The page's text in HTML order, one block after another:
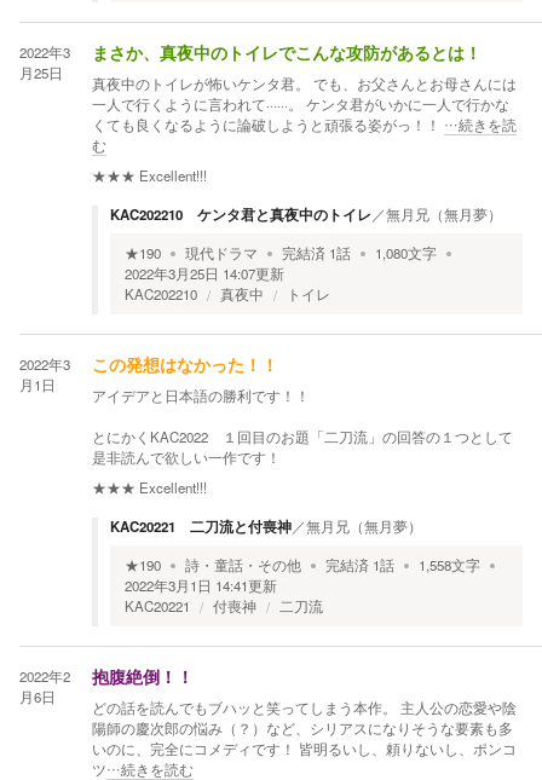
2022年3
月25日
まさか、真夜中のトイレでこんな攻防があるとは！
真夜中のトイレが怖いケンタ君。 でも、お父さんとお母さんには
一人で行くように言われて······。 ケンタ君がいかに一人で行かな
くても良くなるように論破しようと頑張る姿がっ！！ …続きを読
む
★★★ Excellent!!!
KAC202210 ケンタ君と真夜中のトイレ ／無月兄（無月夢）
★190 現代ドラマ 完結済 1話 1,080文字
2022年3月25日 14:07更新
KAC202210
真夜中 トイレ
2022年3
月1日
この発想はなかった！！
アイデアと日本語の勝利です！！
とにかくKAC2022 １回目のお題「二刀流」の回答の１つとして
是非読んで欲しい一作です！
★★★ Excellent!!!
KAC20221 二刀流と付喪神／無月兄（無月夢）
★190 詩・童話・その他 完結済 1話 1,558文字
2022年3月1日 14:41更新
KAC20221
付喪神 二刀流
2022年2
月6日
抱腹絶倒！！
どの話を読んでもブハッと笑ってしまう本作。 主人公の恋愛や陰
陽師の慶次郎の悩み（？）など、シリアスになりそうな要素も多
いのに、完全にコメディです！ 皆明るいし、頼りないし、ポンコ
ツ…続きを読む